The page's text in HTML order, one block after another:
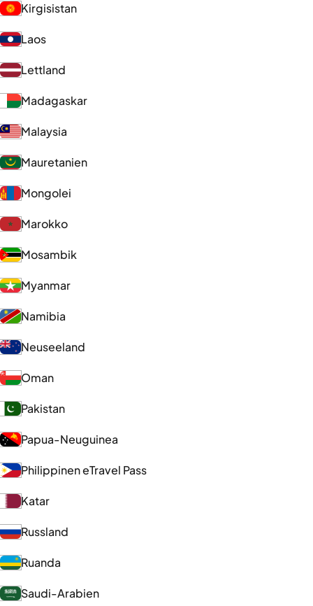
Kirgisistan
Laos
Lettland
Madagaskar
Malaysia
Mauretanien
Mongolei
Marokko
Mosambik
Myanmar
Namibia
Neuseeland
Oman
Pakistan
Papua-Neuguinea
Philippinen eTravel Pass
Katar
Russland
Ruanda
Saudi-Arabien